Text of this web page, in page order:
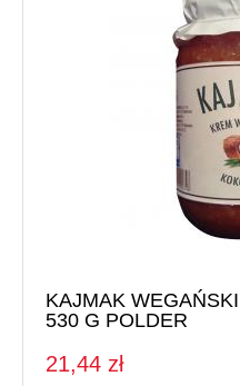
KAJMAK
530 G POLDER
21,44 zł